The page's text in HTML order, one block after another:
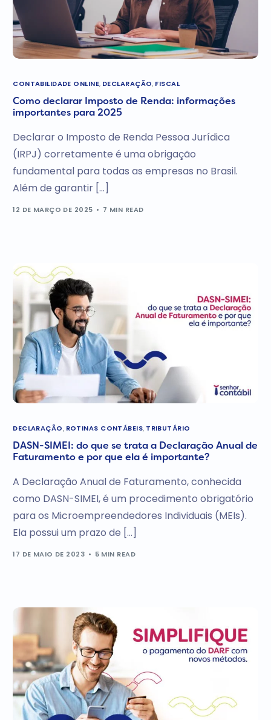
CONTABILIDADE ONLINE, DECLARAÇÃO, FISCAL
Como declarar Imposto de Renda: informações
importantes para 2025
Declarar o Imposto de Renda Pessoa Jurídica
(IRPJ) corretamente é uma obrigação
fundamental para todas as empresas no Brasil.
Além de garantir […]
12 DE MARÇO DE 2025 7 MIN READ
DECLARAÇÃO, ROTINAS CONTÁBEIS, TRIBUTÁRIO
DASN-SIMEI: do que se trata a Declaração Anual de
Faturamento e por que ela é importante?
A Declaração Anual de Faturamento, conhecida
como DASN-SIMEI, é um procedimento obrigatório
para os Microempreendedores Individuais (MEIs).
Ela possui um prazo de […]
17 DE MAIO DE 2023 5 MIN READ